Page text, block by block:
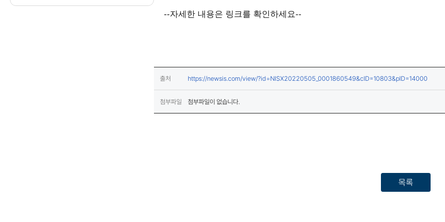
--자세한 내용은 링크를 확인하세요--
출처 https://newsis.com/view/?id=NISX20220505_0001860549&cID=10803&pID=14000
첨부파일 첨부파일이 없습니다.
목록